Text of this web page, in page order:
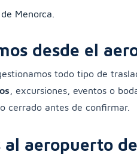
Menorca.
desde el
todo tipo de
, excursiones, eventos o
cerrado antes de confirmar.
aeropuerto